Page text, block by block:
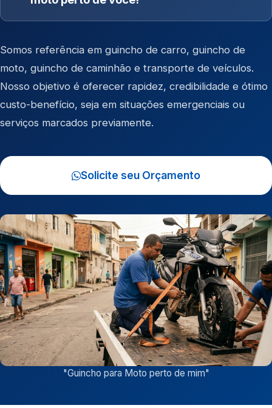
Somos referência em guincho de carro, guincho de
moto, guincho de caminhão e transporte de veículos.
Nosso objetivo é oferecer rapidez, credibilidade e ótimo
custo-benefício, seja em situações emergenciais ou
serviços marcados previamente.
Solicite seu Orçamento
"Guincho para Moto perto de mim"